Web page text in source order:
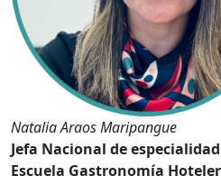
Natalia Araos Maripangue
Jefa Nacional de especialidad
Escuela Gastronomía